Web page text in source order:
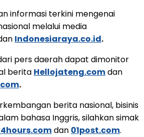
informasi terkini mengenai
melalui media
Indonesiaraya.co.id.
pers daerah dapat dimonitor
berita Hellojateng.comdan
.
berita nasional, bisinis
bahasa Inggris, silahkan simak
dan 01post.com.